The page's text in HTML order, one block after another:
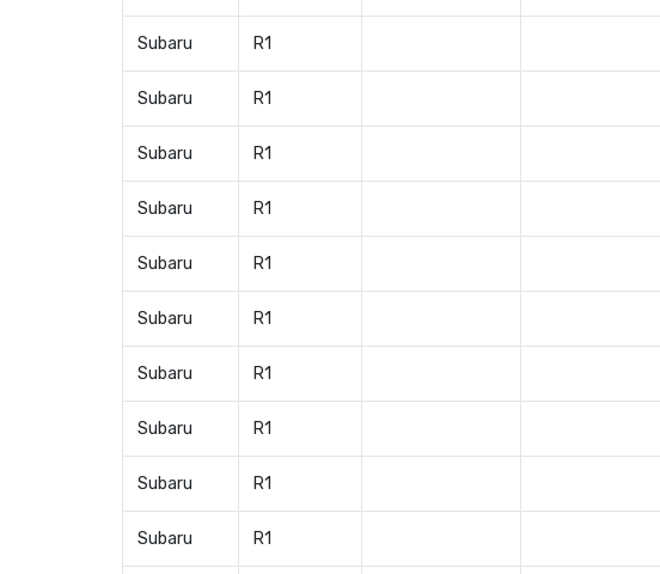
Subaru R1
Subaru R1
Subaru R1
Subaru R1
Subaru R1
Subaru R1
Subaru R1
Subaru R1
Subaru R1
Subaru R1